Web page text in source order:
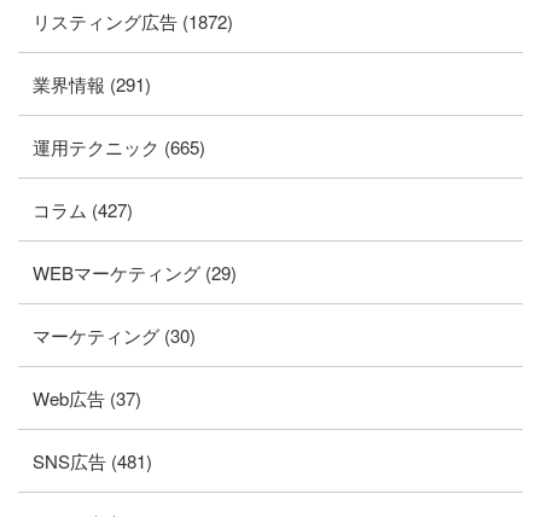
リスティング広告 (1872)
業界情報 (291)
運用テクニック (665)
コラム (427)
WEBマーケティング (29)
マーケティング (30)
Web広告 (37)
SNS広告 (481)